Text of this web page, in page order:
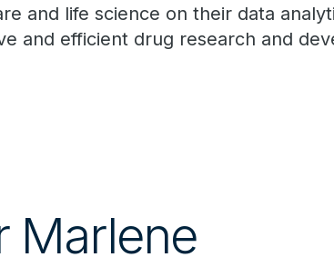
and life science on their data
and efficient drug research and
Marlene